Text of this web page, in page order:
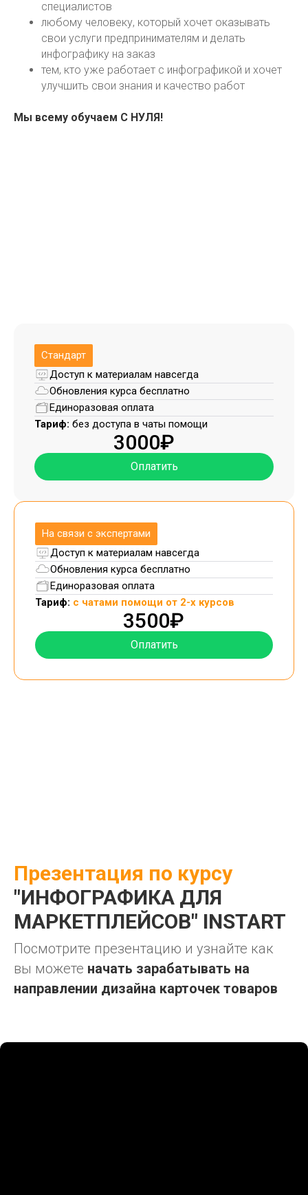
специалистов
любому человеку, который хочет оказывать
свои услуги предпринимателям и делать
инфографику на заказ
тем, кто уже работает с инфографикой и хочет
улучшить свои знания и качество работ
Мы всему обучаем С НУЛЯ!
Стандарт
Доступ к материалам навсегда
Обновления курса бесплатно
Единоразовая оплата
Тариф: без доступа в чаты помощи
3000₽
Оплатить
На связи с экспертами
Доступ к материалам навсегда
Обновления курса бесплатно
Единоразовая оплата
Тариф: с чатами помощи от 2-х курсов
3500₽
Оплатить
Презентация по курсу
"ИНФОГРАФИКА ДЛЯ
МАРКЕТПЛЕЙСОВ" INSTART
Посмотрите презентацию и узнайте как
вы можете начать зарабатывать на
направлении дизайна карточек товаров